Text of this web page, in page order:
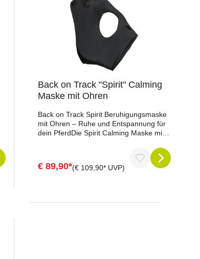
Back on Track "Spirit" Calming
Maske mit Ohren
Back on Track Spirit Beruhigungsmaske
mit Ohren – Ruhe und Entspannung für
dein PferdDie Spirit Calming Maske mit
angespannte Pferde sanft zu beruhigen.
Durch das hochelastische, weiche
€ 89,90*(€ 109,90* UVP)